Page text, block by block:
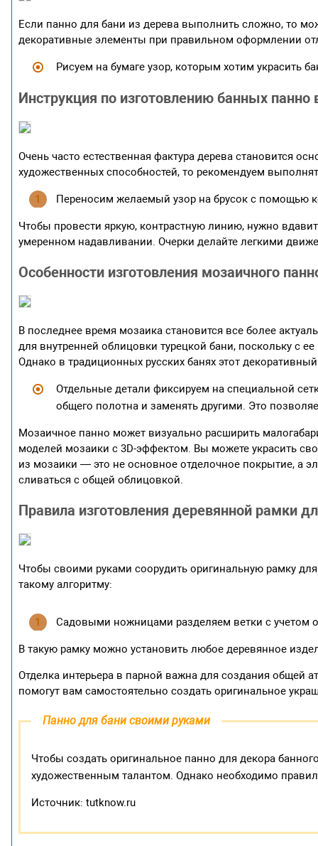
Если панно для бани из дерева выполнить сложно, то
декоративные элементы при правильном оформлении
Рисуем на бумаге узор, которым хотим украсить
Инструкция по изготовлению банных
Очень часто естественная фактура дерева становится
художественных способностей, то рекомендуем
Переносим желаемый узор на брусок с помощью
Чтобы провести яркую, контрастную линию, нужно
умеренном надавливании. Очерки делайте легкими
Особенности изготовления мозаичного
В последнее время мозаика становится все более
для внутренней облицовки турецкой бани, поскольку
Однако в традиционных русских банях этот
Отдельные детали фиксируем на специальной
общего полотна и заменять другими. Это
Мозаичное панно может визуально расширить
моделей мозаики с 3D-эффектом. Вы можете украсить
из мозаики — это не основное отделочное покрытие, а
сливаться с общей облицовкой.
Правила изготовления деревянной рамки
Чтобы своими руками соорудить оригинальную рамку
такому алгоритму:
Садовыми ножницами разделяем ветки с учетом
В такую рамку можно установить любое деревянное
Отделка интерьера в парной важна для создания
помогут вам самостоятельно создать оригинальное
Панно для бани своими руками
Чтобы создать оригинальное панно для декора
художественным талантом. Однако необходимо
Источник: tutknow.ru